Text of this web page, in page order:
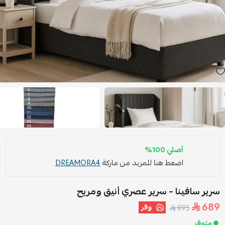
أصلي 100%
اضغط هنا للمزيد من ماركةDREAMORA4
سرير سافينا – سرير عصري أنيق ومريح
689
895 وفر